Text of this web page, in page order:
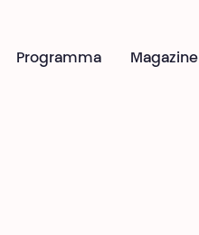
Magazine
Programma